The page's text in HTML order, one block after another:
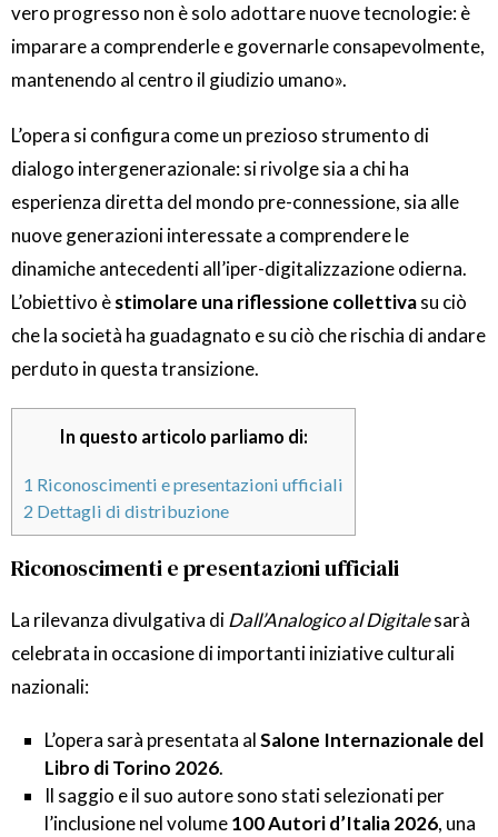
vero progresso non è solo adottare nuove tecnologie: è
imparare a comprenderle e governarle consapevolmente,
mantenendo al centro il giudizio umano».
L’opera si configura come un prezioso strumento di
dialogo intergenerazionale: si rivolge sia a chi ha
esperienza diretta del mondo pre-connessione, sia alle
nuove generazioni interessate a comprendere le
dinamiche antecedenti all’iper-digitalizzazione odierna.
L’obiettivo èstimolare una riflessione collettivasu ciò
che la società ha guadagnato e su ciò che rischia di andare
perduto in questa transizione.
In questo articolo parliamo di:
1 Riconoscimenti e presentazioni ufficiali
2 Dettagli di distribuzione
Riconoscimenti e presentazioni ufficiali
La rilevanza divulgativa diDall’Analogico al Digitalesarà
celebrata in occasione di importanti iniziative culturali
nazionali:
L’opera sarà presentata alSalone Internazionale del
Libro di Torino 2026.
Il saggio e il suo autore sono stati selezionati per
l’inclusione nel volume100 Autori d’Italia 2026, una